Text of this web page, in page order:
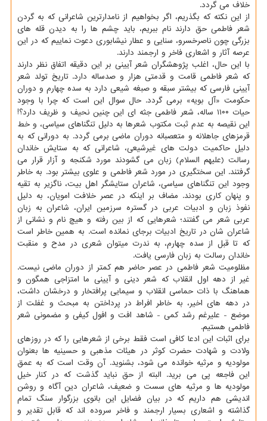
خلاف می گردد.
از این نکته که بگذریم، اگر بخواهیم از نامدارترین شاعرانی که به گردن
شعر فاطمی حق دارند نام ببریم، باید چشم ها را به دیدن قله های
بزرگی چون ناصرخسرو، سنایی و عطار نیشابوری دعوت نماییم که در این
عرصه آثار و اشعاری فاخر و ارجمند دارند.
با این حال، اغلب پژوهشگران شعر آیینی بر این دقیقه اتفاق نظر دارند
که شعر فاطمی قامت و قدمتی هزار و صدساله دارد. تاریخ تولد شعر
آیینی فارسی که بیشتر سبقه و صبغه شیعی دارد به سده چهارم و دوران
حکومت «آل بویه» برمی گردد. حال سوال این است که چرا با وجود
حیات ۱۱۰۰ ساله، شعر فاطمی جثه ای این چنین نحیف و ظریف دارد؟!
این نقیصه به عدم ثبت مکتوب شعرها به دلیل تنگناهای سیاسی، و خط
قرمزهای جاهلانه و متعصبانه دوران ماضی برمی گردد. به دورانی که به
دلیل حاکمیت دولت های غیرشیعی، شاعرانی که به ستایش خاندان
رسالت (علیهم السلام) زبان می گشودند مورد شکنجه و آزار قرار می
گرفتند. این سختگیری در مورد شعر فاطمی و علوی بیشتر بود. به خاطر
وجود این تنگناهای سیاسی، شاعران ستایشگر اهل بیت، ناگزیر به تقیه
و پنهان کاری بودند. مضاف بر اینکه در عصر خلافت امویان، به دلیل
نفوذ زبان و ادبیات عربی در گستره سرزمین ایران، شاعران به زبان
عربی شعر می گفتند؛ شعرهایی که از بین رفته و هیچ نام و نشانی از
شاعران شان در تاریخ ادبیات برجای نمانده است. به همین خاطر است
که تا قبل از سده چهارم، به ندرت میتوان شعری در مدح و منقبت
خاندان رسالت به زبان فارسی یافت.
مظلومیت شعر فاطمی در عصر حاضر هم کمتر از دوران ماضی نیست.
غیر از دهه اول انقلاب که شعر دینی و آیینی ما امتزاجی همگون و
هماهنگ با ذات حماسی انقلاب و سیمایی پرافتخار و درخشان داشت،
در دهه های اخیر، به خاطر افراط در پرداختن به مبحث و غفلت از
موضع - علیرغم رشد کمی - شاهد افت و افول کیفی و مضمونی شعر
فاطمی هستیم.
برای اثبات این ادعا کافی است فقط برخی از شعرهایی را که در روزهای
ولادت و شهادت حضرت کوثر در هیئات مذهبی و حسینیه ها بعنوان
مولودیه و مرثیه خوانده می شود، بشنوید. آن وقت است که به عمق
این فاجعه پی می برید. البته از حق نباید گذشت که در کنار خیل
مولودیه ها و مرثیه های سست و ضعیف، شاعران دین آگاه و روشن
اندیشی هم داریم که در بیان فضایل این بانوی بزرگوار سنگ تمام
گذاشته و اشعاری بسیار ارجمند و فاخر سروده اند که قابل تقدیر و